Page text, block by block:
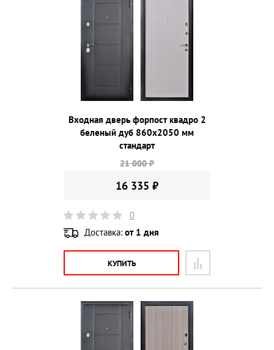
Входная дверь форпост квадро 2
беленый дуб 860х2050 мм
стандарт
21 000 ₽
16 335 ₽
0
Доставка: от 1 дня
КУПИТЬ